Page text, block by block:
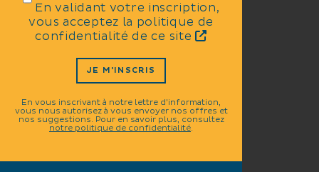
En validant votre inscription,
vous acceptez la politique de
confidentialité de ce site
JE M'INSCRIS
En vous inscrivant à notre lettre d'information,
vous nous autorisez à vous envoyer nos offres et
nos suggestions. Pour en savoir plus, consultez
notre politique de confidentialité.